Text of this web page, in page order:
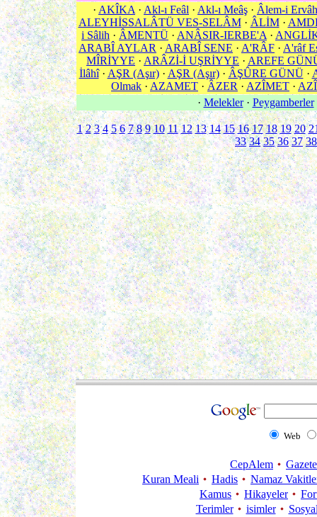
· AKÎKA · Akl-ı Feâl · Akl-ı Meâş · Âlem-i Ervâh
ALEYHİSSALÂTÜ VES-SELÂM· ÂLİM·
i Sâlih · ÂMENTÜ · ANÂSIR-IERBE'A ·
ARABÎ AYLAR · ARABÎ SENE · A'RÂF · A'râf
MÎRİYYE · ARÂZİ-İ UŞRİYYE · AREFE
İlâhî· AŞR (Aşır)· AŞR (Aşır)· ÂŞÛRE GÜNÜ·
Olmak · AZAMET · ÂZER · AZÎMET ·
· Melekler· Peygamberler
1 2 3 4 5 6 7 8 9 10 11 12 13 14 15 16 17 18 19 20
33 34 35 36 37 38
Web
CepAlem
Kuran Meali
Hadis
Namaz
Kamus
Hikayeler
Terimler
isimler